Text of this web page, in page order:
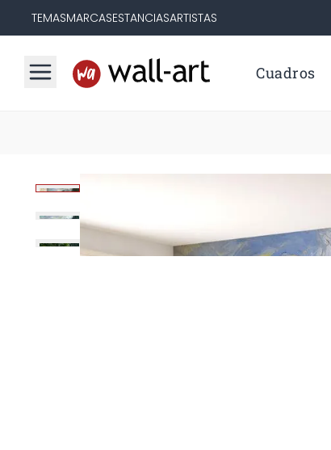
TEMASMARCASESTANCIASARTISTAS
Cuadros